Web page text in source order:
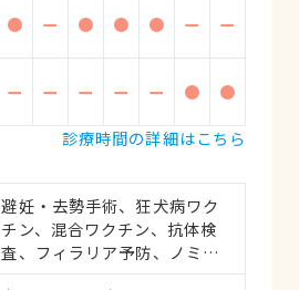
● ー ● ● ● ー ー
ー ー ー ー ー ●
●
診療時間の詳細はこちら
避妊・去勢手術、狂犬病ワク
チン、混合ワクチン、抗体検
査、フィラリア予防、ノミ・